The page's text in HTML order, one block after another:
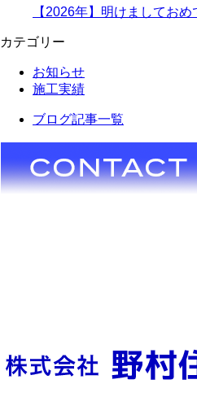
【2026年】明けましてお
カテゴリー
お知らせ
施工実績
ブログ記事一覧